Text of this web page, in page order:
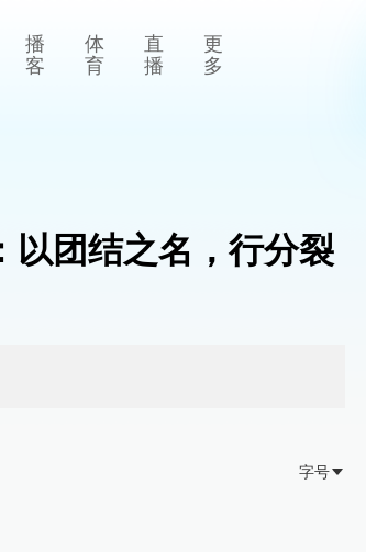
播
客
体
育
直
播
更
多
以团结之名，行分裂
字号